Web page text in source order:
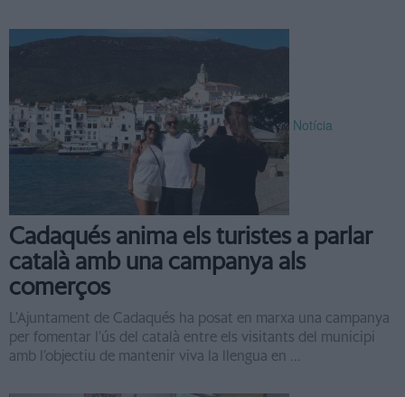
Notícia
Cadaqués anima els turistes a parlar
català amb una campanya als
comerços
L’Ajuntament de Cadaqués ha posat en marxa una campanya
per fomentar l’ús del català entre els visitants del municipi
amb l’objectiu de mantenir viva la llengua en ...